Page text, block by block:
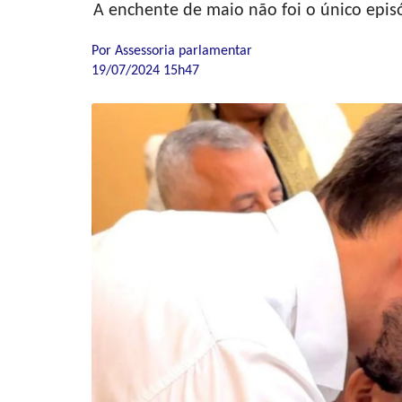
A enchente de maio não foi o único
Por Assessoria parlamentar
19/07/2024 15h47